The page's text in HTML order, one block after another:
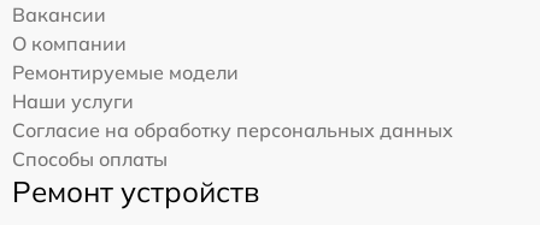
Вакансии
О компании
Ремонтируемые модели
Наши услуги
Согласие на обработку персональных данных
Способы оплаты
Ремонт устройств